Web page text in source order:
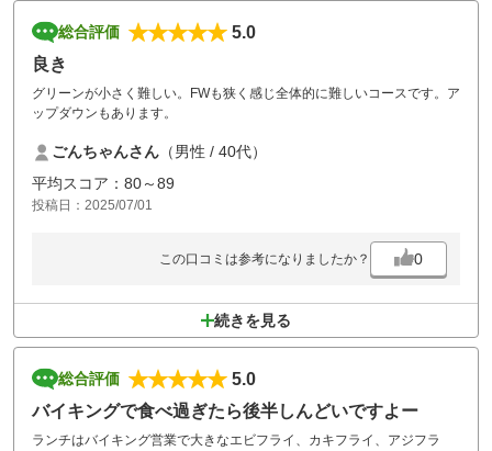
総合評価
5.0
良き
グリーンが小さく難しい。FWも狭く感じ全体的に難しいコースです。ア
ップダウンもあります。
ごんちゃんさん （男性 / 40代）
平均スコア：80～89
投稿日：2025/07/01
この口コミは参考になりましたか？ 0
続きを見る
総合評価
5.0
バイキングで食べ過ぎたら後半しんどいですよー
ランチはバイキング営業で大きなエビフライ、カキフライ、アジフラ